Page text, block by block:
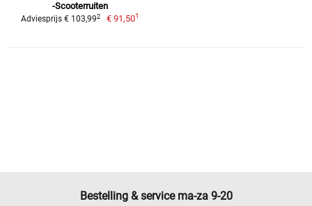
-Scooterruiten
Adviesprijs € 103,992 € 91,501
Bestelling & service ma-za 9-20